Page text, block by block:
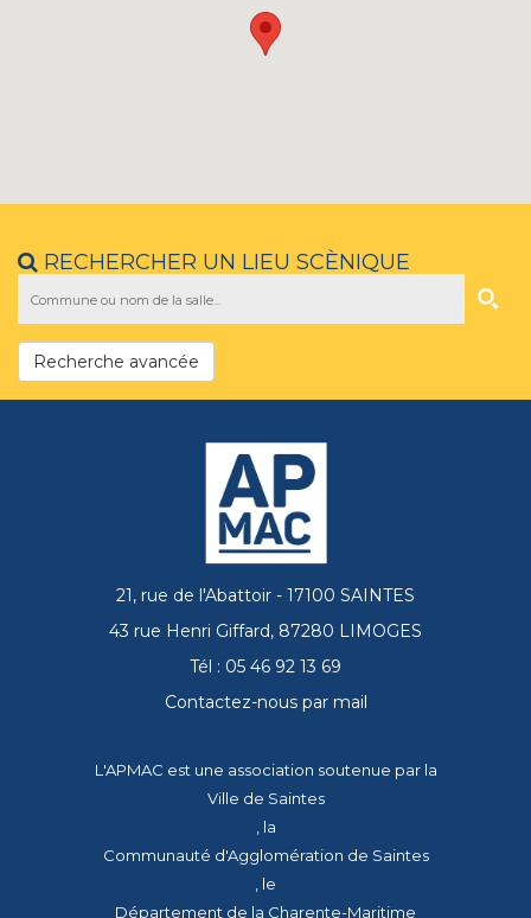
RECHERCHER UN LIEU SCÈNIQUE
Recherche avancée
21, rue de l'Abattoir - 17100 SAINTES
43 rue Henri Giffard, 87280 LIMOGES
Tél : 05 46 92 13 69
Contactez-nous par mail
L'APMAC est une association soutenue par la
Ville de Saintes
, la
Communauté d'Agglomération de Saintes
, le
Département de la Charente-Maritime